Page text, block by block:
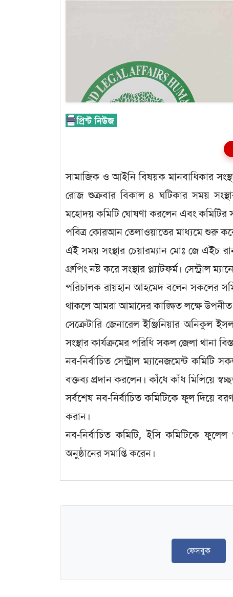
সামাজিক ও আইনি বিষয়ক মানবাধিকার
রোজ‌ শুক্রবার বিকাল ৪ ঘটিকার সময়
মহোদয় কমিটি ঘোষণা করলেন এবং
পবিত্র কোরআন তেলাওয়াতের মাধ্যমে শুরু
এই সময় সংস্থার চেয়ারম্যান মোঃ জে এইচ
গ্রুপিং নষ্ট করে সংস্থার প্ল্যাটফর্ম। সেন্ট্রাল
পরিচালক রায়হান আহমেদ বলেন সকলের
থাকলে আমরা আমাদের কাঙ্ক্ষিত লক্ষে
সেক্রেটারি জেনারেল ইঞ্জিনিয়ার অনিকুল
সংস্থার কার্যক্রমের পরিধি সকল জেলা থানা
নব-নির্বাচিত সেন্ট্রাল ম্যানেজমেন্ট
বক্তব্য প্রদান করলেন। কাঁধে কাঁধ মিলিয়ে
সর্বশেষ নব-নির্বাচিত কমিটিকে ফুল দিয়ে
করান।
নব-নির্বাচিত কমিটি, ইসি কমিটিকে ফুলেল
অনুষ্ঠানের সমাপ্তি করেন।
ফেসবুক